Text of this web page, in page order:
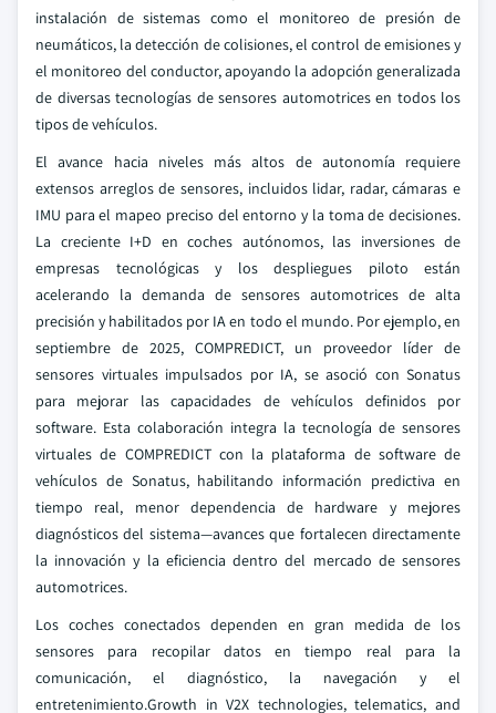
instalación de sistemas como el monitoreo de presión de
neumáticos, la detección de colisiones, el control de emisiones y
el monitoreo del conductor, apoyando la adopción generalizada
de diversas tecnologías de sensores automotrices en todos los
tipos de vehículos.
El avance hacia niveles más altos de autonomía requiere
extensos arreglos de sensores, incluidos lidar, radar, cámaras e
IMU para el mapeo preciso del entorno y la toma de decisiones.
La creciente I+D en coches autónomos, las inversiones de
empresas tecnológicas y los despliegues piloto están
acelerando la demanda de sensores automotrices de alta
precisión y habilitados por IA en todo el mundo. Por ejemplo, en
septiembre de 2025, COMPREDICT, un proveedor líder de
sensores virtuales impulsados por IA, se asoció con Sonatus
para mejorar las capacidades de vehículos definidos por
software. Esta colaboración integra la tecnología de sensores
virtuales de COMPREDICT con la plataforma de software de
vehículos de Sonatus, habilitando información predictiva en
tiempo real, menor dependencia de hardware y mejores
diagnósticos del sistema—avances que fortalecen directamente
la innovación y la eficiencia dentro del mercado de sensores
automotrices.
Los coches conectados dependen en gran medida de los
sensores para recopilar datos en tiempo real para la
comunicación, el diagnóstico, la navegación y el
entretenimiento.Growth in V2X technologies, telematics, and